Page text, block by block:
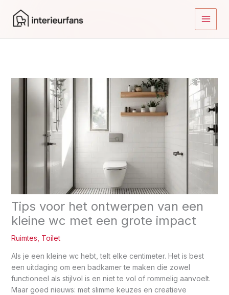
naar
Tips voor het ontwerpen van een
kleine wc met een grote impact
Ruimtes Toilet
Als je een kleine wc hebt, telt elke centimeter. Het is best
een uitdaging om een badkamer te maken die zowel
functioneel als stijlvol is en niet te vol of rommelig aanvoelt.
Maar goed nieuws: met slimme keuzes en creatieve